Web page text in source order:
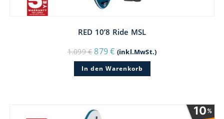
RED 10’8 Ride MSL
1.099€ Ursprünglicher
Preis
war:
1.099 €
879€Aktueller
Preis
ist:
879 €.
(inkl.MwSt.)
In den Warenkorb
10%